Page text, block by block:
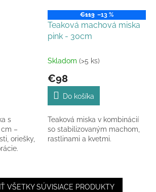
s
cm –
oriešky,
€113 –13 %
Teaková machová miska
pink - 30cm
Skladom (>5 ks)
€98
Do košíka
Teaková miska v kombinácií
so stabilizovaným machom,
rastlinami a kvetmi.
VŠETKY SÚVISIACE PRODUKTY